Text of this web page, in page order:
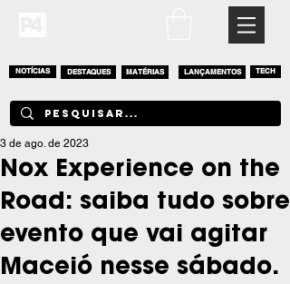
NOTÍCIAS DESTAQUES MATÉRIAS LANÇAMENTOS TECH
Nox Experience on the
Road: saiba tudo sobre
evento que vai agitar
Maceió nesse sábado.
3 de ago. de 2023